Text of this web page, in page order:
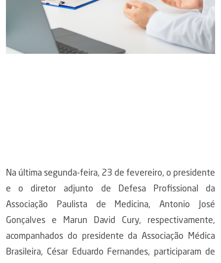
Na última segunda-feira, 23 de fevereiro, o presidente
e o diretor adjunto de Defesa Profissional da
Associação Paulista de Medicina, Antonio José
Gonçalves e Marun David Cury, respectivamente,
acompanhados do presidente da Associação Médica
Brasileira, César Eduardo Fernandes, participaram de